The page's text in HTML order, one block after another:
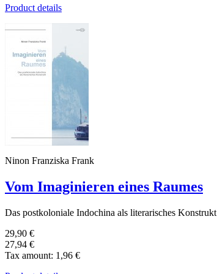
Product details
Ninon Franziska Frank
Vom Imaginieren eines Raumes
Das postkoloniale Indochina als literarisches Konstrukt
29,90 €
27,94 €
Tax amount: 1,96 €